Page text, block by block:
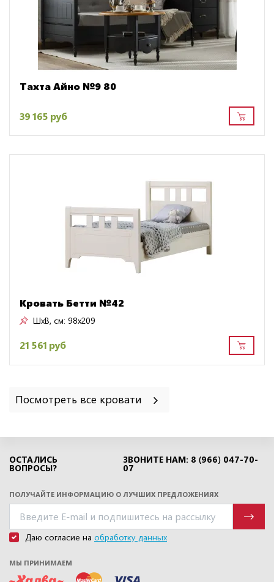
Тахта Айно №9 80
39 165 руб
Кровать Бетти №42
ШxВ, см: 98x209
21 561 руб
Посмотреть все кровати
ОСТАЛИСЬ
ВОПРОСЫ?
ЗВОНИТЕ НАМ: 8 (966) 047-70-
07
ПОЛУЧАЙТЕ ИНФОРМАЦИЮ О ЛУЧШИХ ПРЕДЛОЖЕНИЯХ
Даю согласие на обработку данных
МЫ ПРИНИМАЕМ